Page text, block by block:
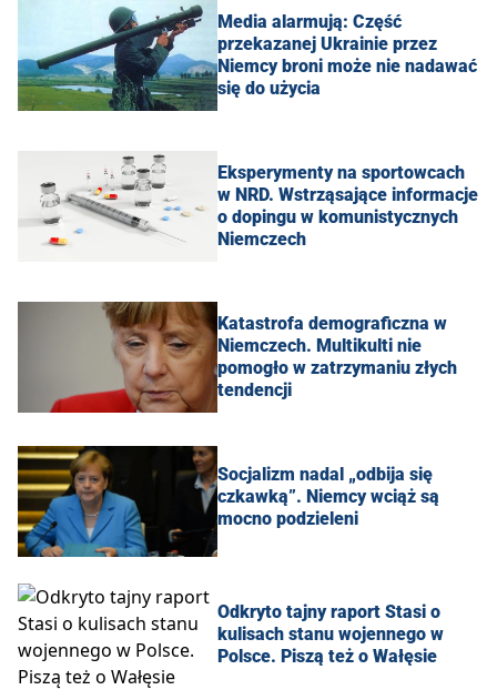
Media alarmują: Część
przekazanej Ukrainie przez
Niemcy broni może nie nadawać
się do użycia
Eksperymenty na sportowcach
w NRD. Wstrząsające informacje
o dopingu w komunistycznych
Niemczech
Katastrofa demograficzna w
Niemczech. Multikulti nie
pomogło w zatrzymaniu złych
tendencji
Socjalizm nadal „odbija się
czkawką”. Niemcy wciąż są
mocno podzieleni
Odkryto tajny raport Stasi o
kulisach stanu wojennego w
Polsce. Piszą też o Wałęsie